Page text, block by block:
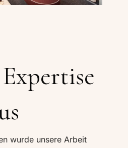
wurde unsere Arbeit